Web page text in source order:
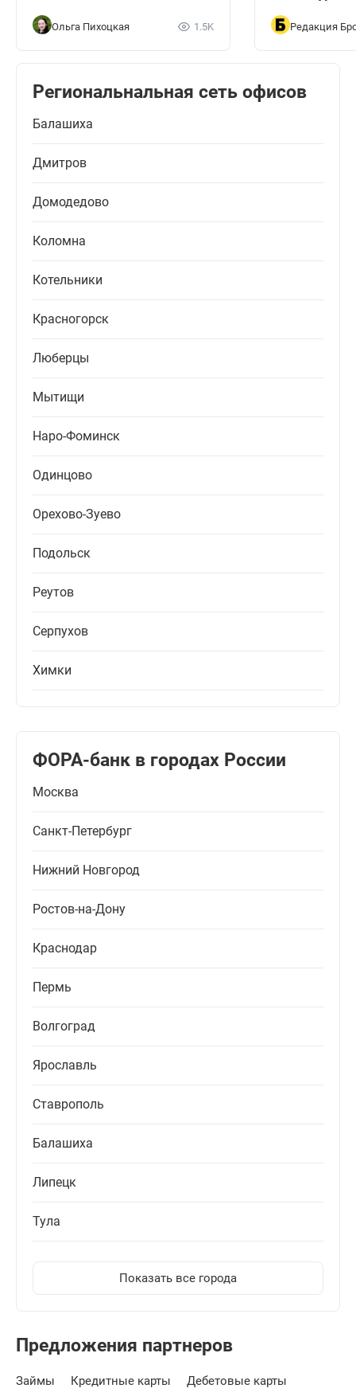
Ольга Пихоцкая 1.5K Редакция
Региональнальная сеть офисов
Балашиха
Дмитров
Домодедово
Коломна
Котельники
Красногорск
Люберцы
Мытищи
Наро-Фоминск
Одинцово
Орехово-Зуево
Подольск
Реутов
Серпухов
Химки
ФОРА-банк в городах России
Москва
Санкт-Петербург
Нижний Новгород
Ростов-на-Дону
Краснодар
Пермь
Волгоград
Ярославль
Ставрополь
Балашиха
Липецк
Тула
Показать все города
Предложения партнеров
Займы Кредитные карты Дебетовые карты